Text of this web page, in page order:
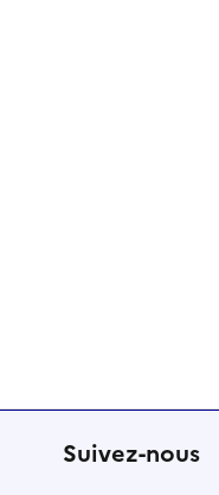
Suivez-nous